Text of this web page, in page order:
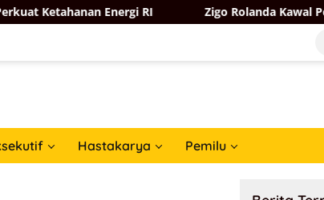
Energi RI Zigo Rolanda Kawal Pembangunan
Hastakarya Pemilu